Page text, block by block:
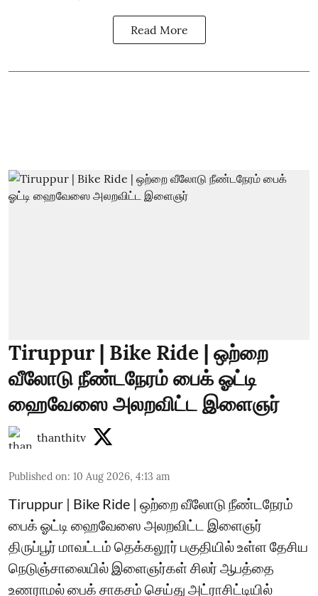
Read More
Tiruppur | Bike Ride | ஒற்றை
வீலோடு நீண்டநேரம் பைக் ஓட்டி
ஹைவேஸை அலறவிட்ட இளைஞர்
thanthitv
Published on: 10 Aug 2026, 4:13 am
Tiruppur | Bike Ride | ஒற்றை வீலோடு நீண்டநேரம்
பைக் ஓட்டி ஹைவேஸை அலறவிட்ட இளைஞர்
திருப்பூர் மாவட்டம் தெக்கலூர் பகுதியில் உள்ள தேசிய
நெடுஞ்சாலையில் இளைஞர்கள் சிலர் ஆபத்தை
உணராமல் பைக் சாகசம் செய்து அட்ராசிட்டியில்